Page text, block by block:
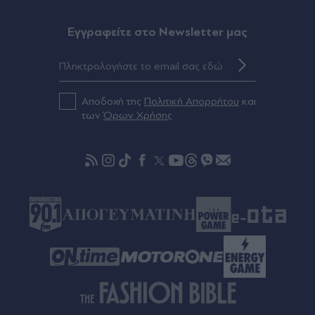
χιουμοριστικό σχόλιο (Εικόνα)
Πριν 15 λεπτά
θάλασσα μια 74χρονη στην Σκάλα Κατερίνης
Φωτιά τώρα στην Κόνιτσα Ιωαννίνων -
Σηκώθηκε ελικόπτερο
Eγγραφείτε στο Newsletter μας
Αποδοχή της Πολιτική Απορρήτου και
τωνΌρων Χρήσης